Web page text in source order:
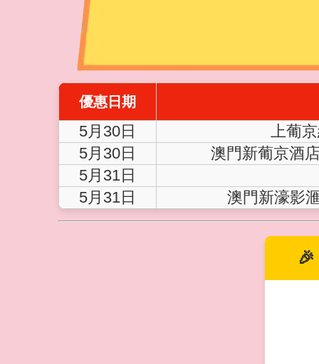
優惠日期
5月30日
上葡
5月30日
澳門新葡京酒
5月31日
5月31日
澳門新濠影